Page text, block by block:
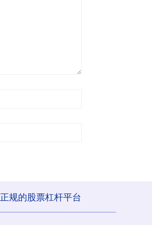
正规的股票杠杆平台